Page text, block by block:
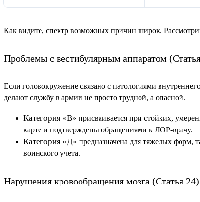
Как видите, спектр возможных причин широк.
Проблемы с вестибулярным аппаратом
Если головокружение связано с патологиями
делают службу в армии не просто трудной, а опасной.
Категория «В» присваивается при стойких,
карте и подтверждены обращениями к ЛОР-врачу.
Категория «Д» предназначена для тяжелых форм,
воинского учета.
Нарушения кровообращения мозга (Статья 24)